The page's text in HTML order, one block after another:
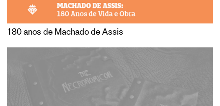
180 anos de Machado de Assis